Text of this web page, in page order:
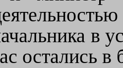
в
остались